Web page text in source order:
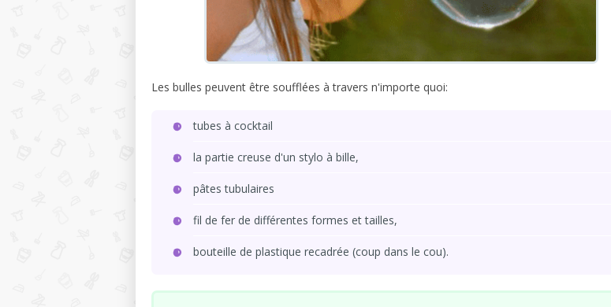
Les bulles peuvent être soufflées à travers n'importe quoi:
tubes à cocktail
la partie creuse d'un stylo à bille,
pâtes tubulaires
fil de fer de différentes formes et tailles,
bouteille de plastique recadrée (coup dans le cou).